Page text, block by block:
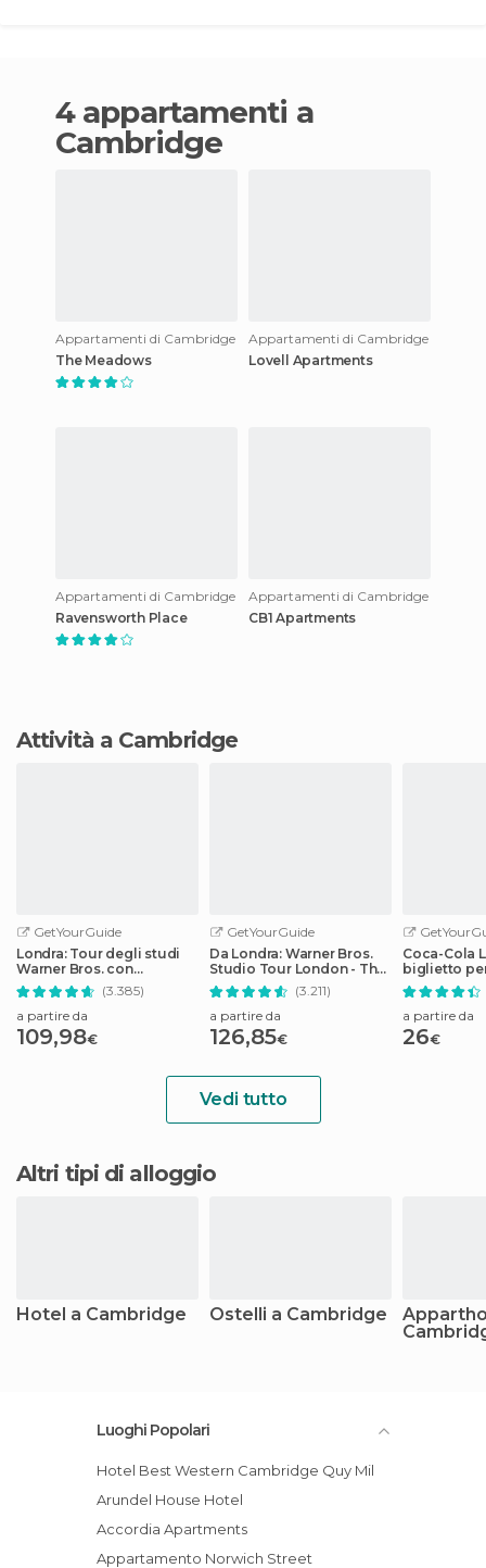
4 appartamenti a
Cambridge
Appartamenti di Cambridge
The Meadows
Appartamenti di Cambridge
Lovell Apartments
Appartamenti di Cambridge
Ravensworth Place
Appartamenti di Cambridge
CB1 Apartments
Attività a Cambridge
GetYourGuide
Londra: Tour degli studi
Warner Bros. con
trasferimenti (3.385)
a partire da
109,98€
GetYourGuide
Da Londra: Warner Bros.
Studio Tour London - The
Making of Harry Potter
(3.211)
a partire da
126,85€
Coca-Cola
biglietto
4D
a partire da
26€
Vedi tutto
Altri tipi di alloggio
Hotel a Cambridge Ostelli a Cambridge
Luoghi Popolari
Hotel Best Western Cambridge Quy Mil
Arundel House Hotel
Accordia Apartments
Appartamento Norwich Street